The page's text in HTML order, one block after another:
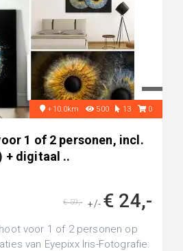
+10.0km 500 13 0
1 of 2 personen, incl.
+ digitaal ..
+/- € 24,-
€ 59,-
voor 1 of 2 personen op
van Eyepixx Iris-Fotografie: